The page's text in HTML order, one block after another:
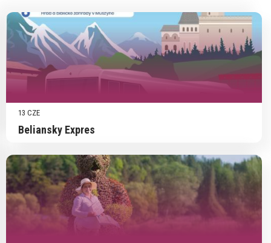
13 CZE
Beliansky Expres